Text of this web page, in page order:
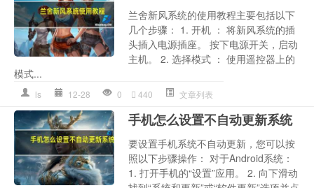
兰舍新风系统的使用教程主要包括以下
几个步骤： 1. 开机 ： 将新风系统的插
头插入电源插座。 按下电源开关，启动
主机。 2. 选择模式 ： 使用遥控器上的
模式...
ls 12-28 0 440 文章列表
手机怎么设置不自动更新系统
要设置手机系统不自动更新，您可以按
照以下步骤操作： 对于Android系统：
1. 打开手机的“设置”应用。 2. 向下滑动